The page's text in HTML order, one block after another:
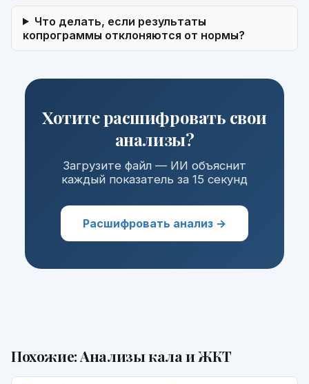
Что делать, если результаты
копрограммы отклоняются от нормы?
Хотите расшифровать свои
анализы?
Загрузите файл — ИИ объяснит
каждый показатель за 15 секунд
Расшифровать анализ →
Похожие: Анализы кала и ЖКТ